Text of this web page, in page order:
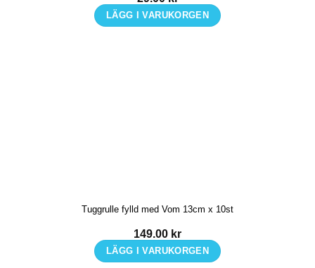
LÄGG I VARUKORGEN
Tuggrulle fylld med Vom 13cm x 10st
149.00 kr
LÄGG I VARUKORGEN